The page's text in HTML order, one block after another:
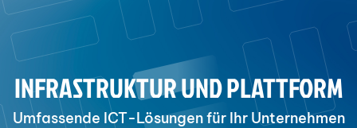
INFRASTRUKTUR UND PLATTFORM
Umfassende ICT-Lösungen für Ihr Unternehmen